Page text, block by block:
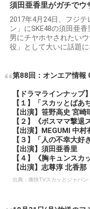
須田亜香里がガチで
2017年4月24日、フジ
ン」にSKE48の須田亜香
男にチヤホヤされたい
役」として大いに話題に
第88回：オンエア情
【ドラマラインナップ】
【１】「スカッとばあ
【出演】笹野高史 宮
【２】《ボスママ撃退
【出演】MEGUMI 中村
【３】「人の不幸大好
【出演】須田亜香里
【４】《胸キュンスカ
【出演】志尊淳 北香那
出典： 痛快TVスカッとジャパン